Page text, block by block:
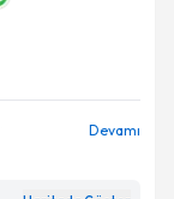
Devamı